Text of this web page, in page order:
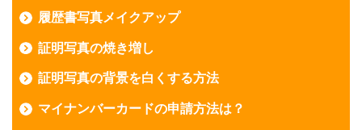
履歴書写真メイクアップ
証明写真の焼き増し
証明写真の背景を白くする方法
マイナンバーカードの申請方法は？